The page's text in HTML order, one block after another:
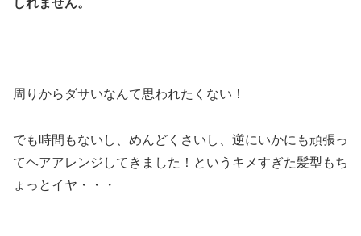
周りからダサいなんて思われたくない！
でも時間もないし、めんどくさいし、逆にいかにも頑張っ
てヘアアレンジしてきました！というキメすぎた髪型もち
ょっとイヤ・・・